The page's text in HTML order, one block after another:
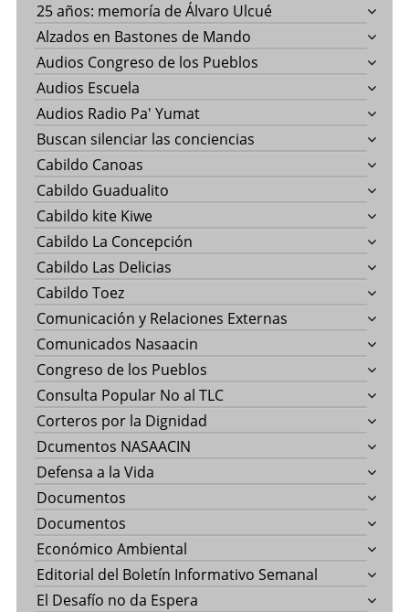
25 años: memoría de Álvaro Ulcué
Alzados en Bastones de Mando
Audios Congreso de los Pueblos
Audios Escuela
Audios Radio Pa' Yumat
Buscan silenciar las conciencias
Cabildo Canoas
Cabildo Guadualito
Cabildo kite Kiwe
Cabildo La Concepción
Cabildo Las Delicias
Cabildo Toez
Comunicación y Relaciones Externas
Comunicados Nasaacin
Congreso de los Pueblos
Consulta Popular No al TLC
Corteros por la Dignidad
Dcumentos NASAACIN
Defensa a la Vida
Documentos
Documentos
Económico Ambiental
Editorial del Boletín Informativo Semanal
El Desafío no da Espera